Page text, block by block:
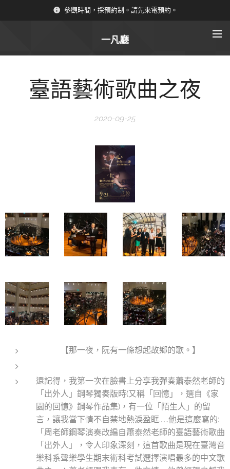
參觀時間，採預約制。請先來電預約。
一凡廳
臺語藝術歌曲之夜
2020-09-25
【那一夜，阮有一條想起故鄉的歌。】
還記得，我第一次在臉書上分享我彈奏蕭泰然老師的
「出外人」鋼琴獨奏版時(又稱「回憶」，選自《家
園的回憶》鋼琴作品集)，有一位「陌生人」的留
言，讓我當下情不自禁地熱淚盈眶......他是這麼寫的:
「周老師鋼琴演奏改編自蕭泰然老師的臺語藝術歌曲
「出外人」，令人印象深刻，這首歌曲是現在臺灣音
樂科系聲樂學生期末術科考試選擇演唱最多的中文歌